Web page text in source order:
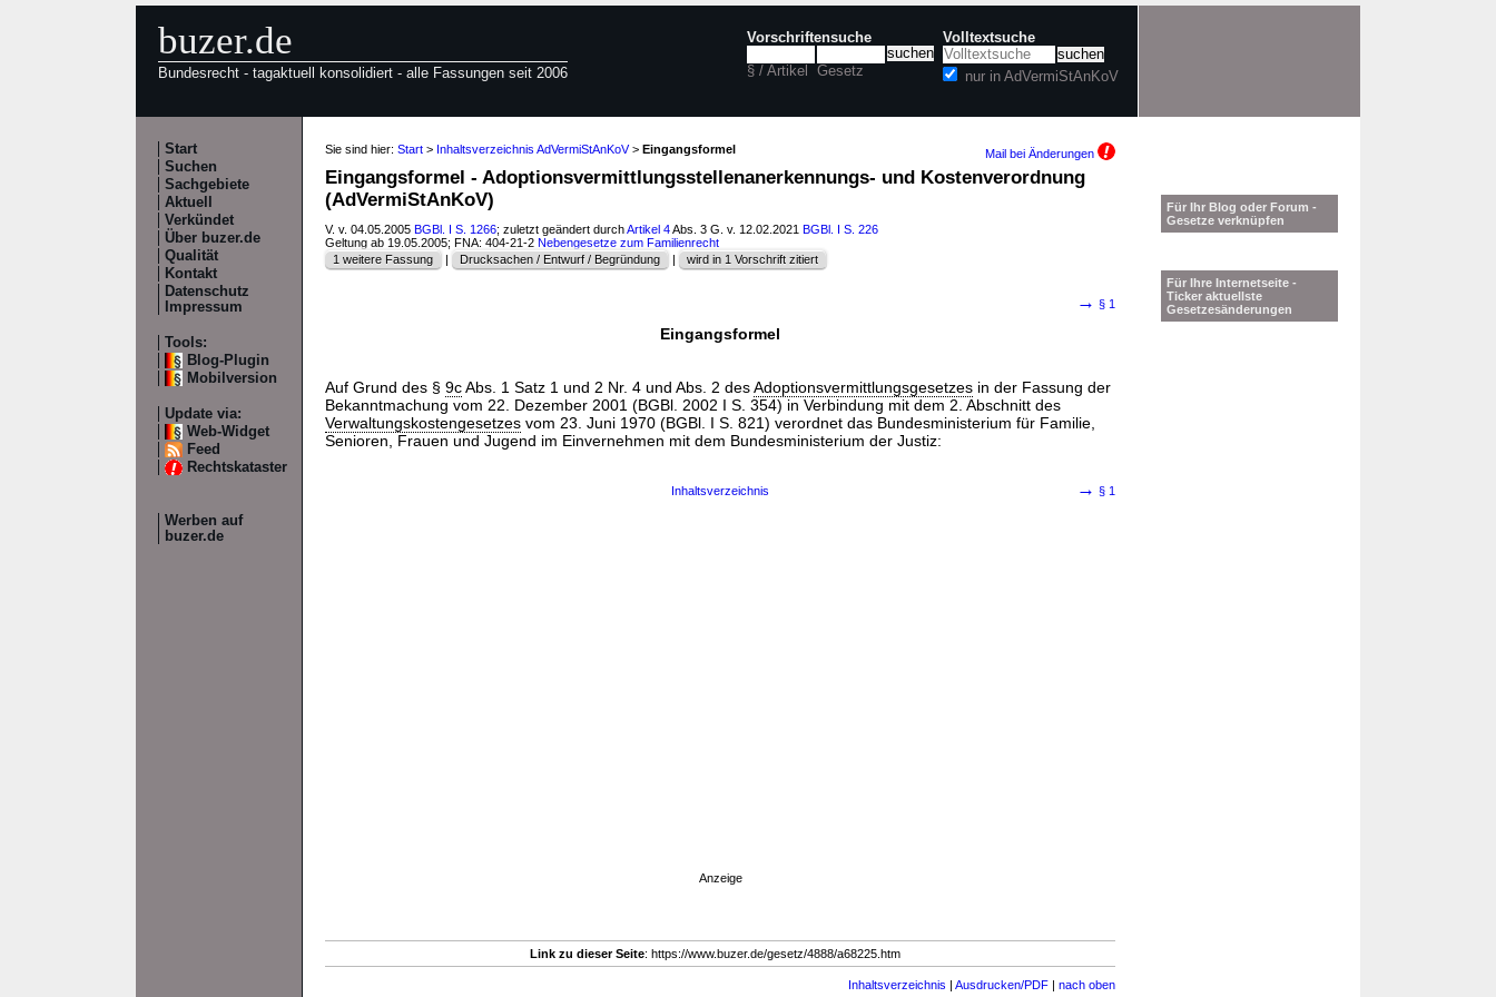
buzer.de
Bundesrecht - tagaktuell konsolidiert - alle Fassungen seit 2006
Vorschriftensuche
§ / Artikel Gesetz
Volltextsuche
nur in AdVermiStAnKoV
Start
Suchen
Sachgebiete
Aktuell
Verkündet
Über buzer.de
Qualität
Kontakt
Datenschutz
Impressum
Tools:
Blog-Plugin
Mobilversion
Update via:
Web-Widget
Feed
Rechtskataster
Werben auf
buzer.de
Sie sind hier: Start > Inhaltsverzeichnis AdVermiStAnKoV> Eingangsformel Mail bei Änderungen
Eingangsformel - Adoptionsvermittlungsstellenanerkennungs- und Kostenverordnung
(AdVermiStAnKoV)
V. v. 04.05.2005 BGBl. I S. 1266; zuletzt geändert durchArtikel 4Abs. 3 G. v. 12.02.2021 BGBl. I S. 226
Geltung ab 19.05.2005; FNA: 404-21-2 Nebengesetze zum Familienrecht
1 weitere Fassung
| Drucksachen / Entwurf / Begründung | wird in 1 Vorschrift zitiert
→ § 1
Eingangsformel
Auf Grund des § 9cAbs. 1 Satz 1 und 2 Nr. 4 und Abs. 2 desAdoptionsvermittlungsgesetzes in der Fassung der
Bekanntmachung vom 22. Dezember 2001 (BGBl. 2002 I S. 354) in Verbindung mit dem 2. Abschnitt des
Verwaltungskostengesetzes vom 23. Juni 1970 (BGBl. I S. 821) verordnet das Bundesministerium für Familie,
Senioren, Frauen und Jugend im Einvernehmen mit dem Bundesministerium der Justiz:
Inhaltsverzeichnis → § 1
Anzeige
Link zu dieser Seite: https://www.buzer.de/gesetz/4888/a68225.htm
Inhaltsverzeichnis | Ausdrucken/PDF | nach oben
Für Ihr Blog oder Forum -
Gesetze verknüpfen
Für Ihre Internetseite -
Ticker aktuellste
Gesetzesänderungen